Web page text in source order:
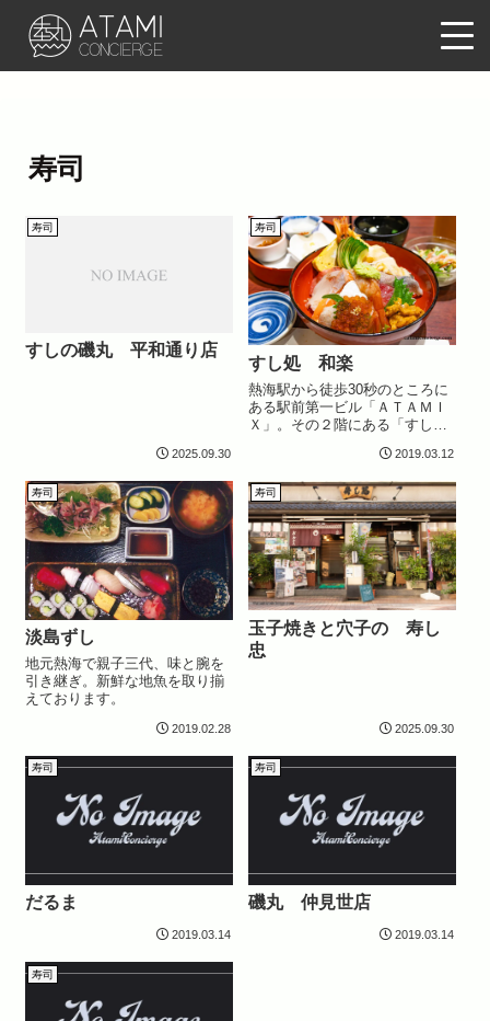
寿司
寿司
すしの磯丸 平和通り店
2025.09.30
寿司
すし処 和楽
熱海駅から徒歩30秒のところに
ある駅前第一ビル「ＡＴＡＭＩ
Ｘ」。その２階にある「すし
外に夕食をお探しの時でもチェ
した店内で、カウンターはもち
ろんテーブル席もあるのでご家
族での利用でも美...
2019.03.12
寿司
淡島ずし
地元熱海で親子三代、味と腕を
引き継ぎ。新鮮な地魚を取り揃
えております。
2019.02.28
寿司
玉子焼きと穴子の 寿し
忠
2025.09.30
寿司
だるま
2019.03.14
寿司
磯丸 仲見世店
2019.03.14
寿司